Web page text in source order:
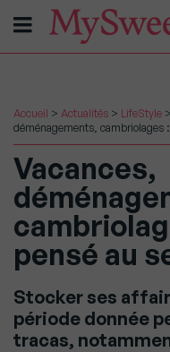
Accueil > Actualités > LifeStyle >
déménagements, cambriolages
Vacances,
pensé au
Stocker ses
période donnée
tracas,